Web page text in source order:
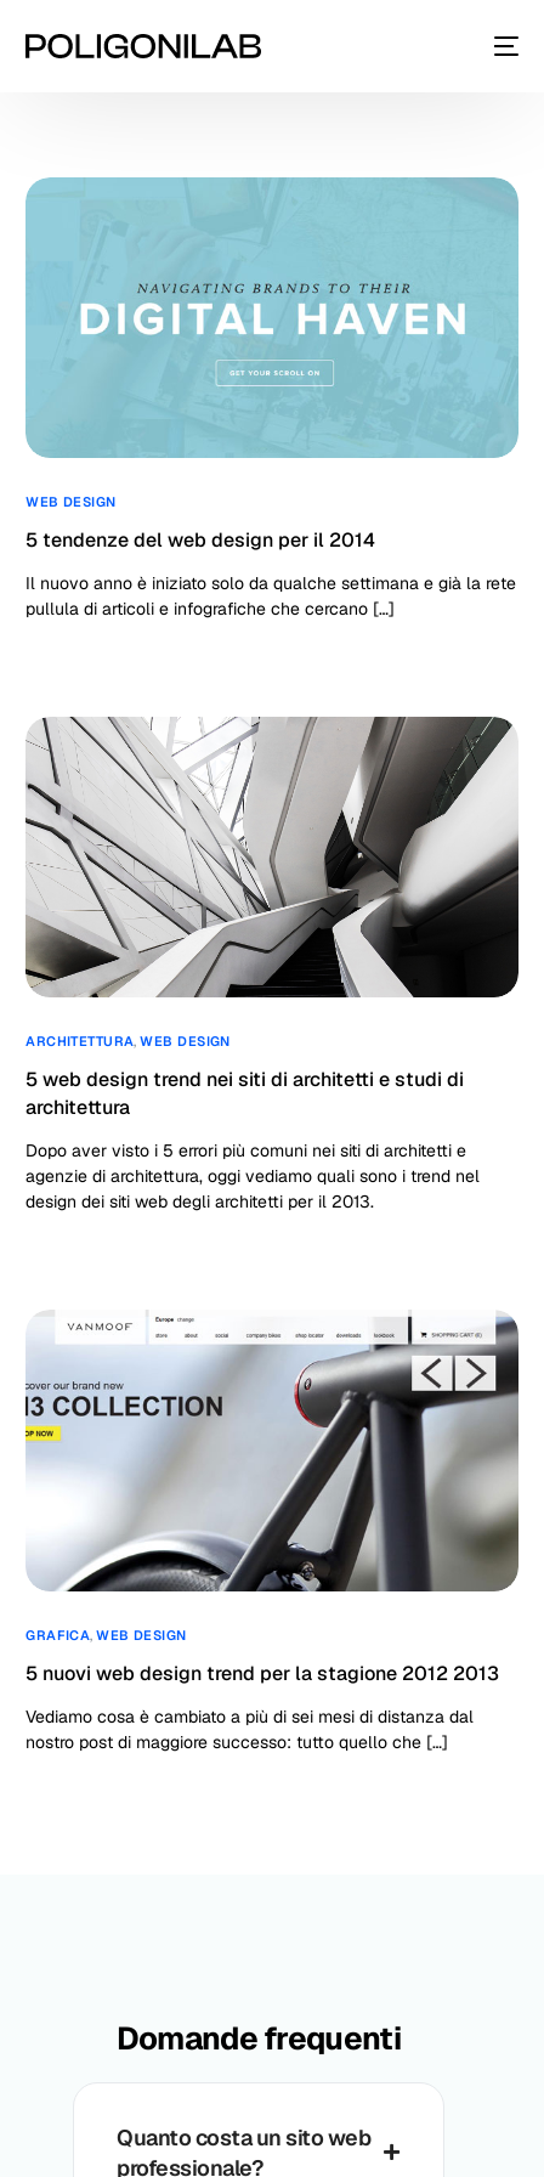
WEB DESIGN
5 tendenze del web design per il 2014
Il nuovo anno è iniziato solo da qualche settimana e già la rete
pullula di articoli e infografiche che cercano […]
ARCHITETTURA,WEB DESIGN
5 web design trend nei siti di architetti e studi di
architettura
Dopo aver visto i 5 errori più comuni nei siti di architetti e
agenzie di architettura, oggi vediamo quali sono i trend nel
design dei siti web degli architetti per il 2013.
GRAFICA,WEB DESIGN
5 nuovi web design trend per la stagione 2012 2013
Vediamo cosa è cambiato a più di sei mesi di distanza dal
nostro post di maggiore successo: tutto quello che […]
Domande frequenti
Quanto costa un sito web
professionale?